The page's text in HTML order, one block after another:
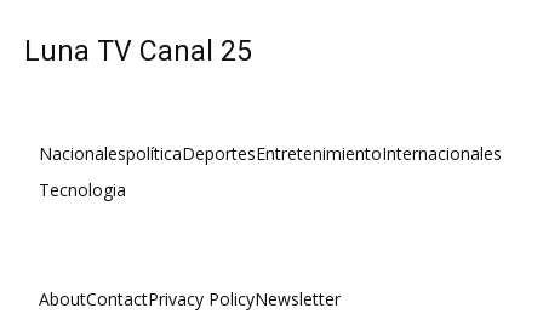
Luna TV Canal 25
NacionalespolíticaDeportesEntretenimientoInternacionales
Tecnologia
AboutContactPrivacy PolicyNewsletter